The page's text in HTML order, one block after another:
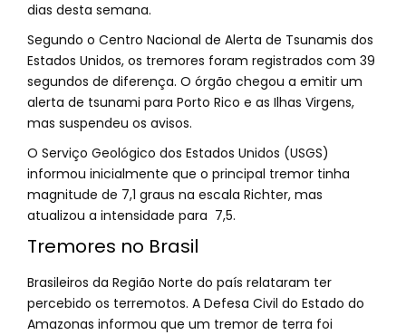
dias desta semana.
Segundo o Centro Nacional de Alerta de Tsunamis dos
Estados Unidos, os tremores foram registrados com 39
segundos de diferença. O órgão chegou a emitir um
alerta de tsunami para Porto Rico e as Ilhas Virgens,
mas suspendeu os avisos.
O Serviço Geológico dos Estados Unidos (USGS)
informou inicialmente que o principal tremor tinha
magnitude de 7,1 graus na escala Richter, mas
atualizou a intensidade para 7,5.
Tremores no Brasil
Brasileiros da Região Norte do país relataram ter
percebido os terremotos. A Defesa Civil do Estado do
Amazonas informou que um tremor de terra foi